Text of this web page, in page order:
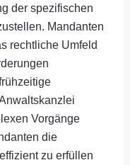
der spezifischen
Mandanten
rechtliche Umfeld
Vorgänge
die
zu erfüllen